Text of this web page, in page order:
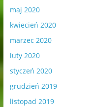
maj 2020
kwiecień 2020
marzec 2020
luty 2020
styczeń 2020
grudzień 2019
listopad 2019